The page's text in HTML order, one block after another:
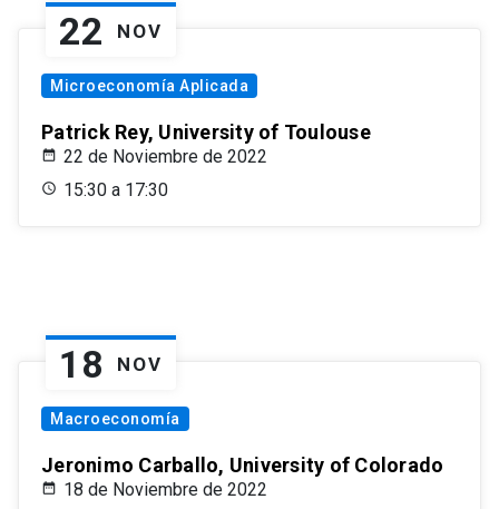
22 NOV
Microeconomía Aplicada
Patrick Rey, University of Toulouse
22 de Noviembre de 2022
15:30 a 17:30
18 NOV
Macroeconomía
Jeronimo Carballo, University of Colorado
18 de Noviembre de 2022